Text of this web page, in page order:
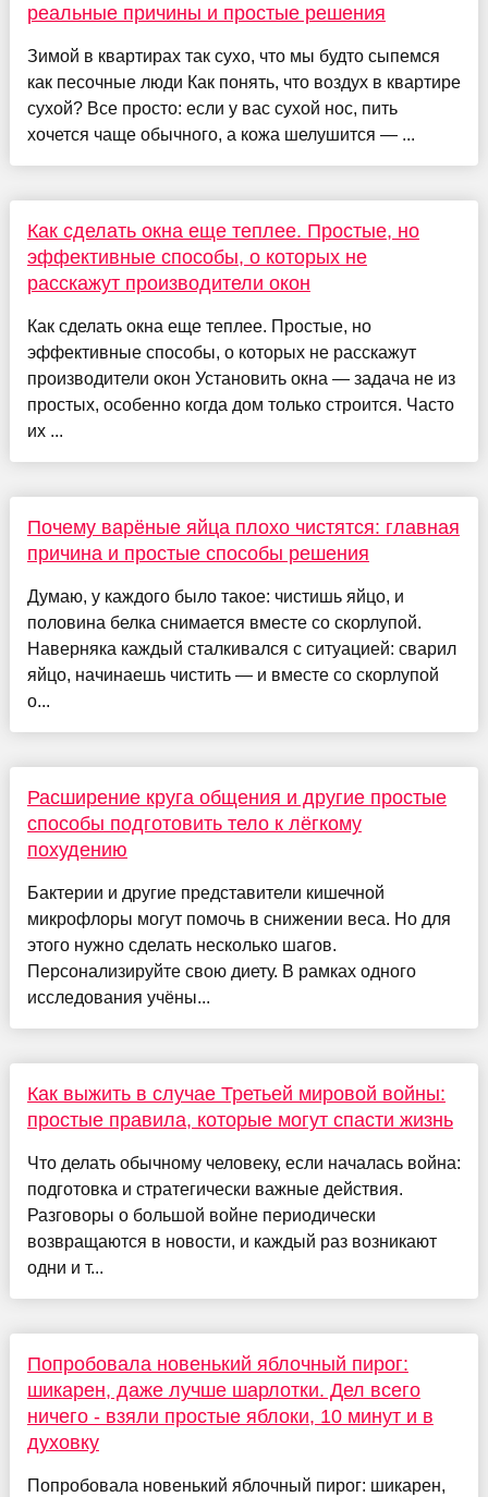
реальные причины и простые решения
Зимой в квартирах так сухо, что мы будто сыпемся
как песочные люди Как понять, что воздух в квартире
сухой? Все просто: если у вас сухой нос, пить
хочется чаще обычного, а кожа шелушится — ...
Как сделать окна еще теплее. Простые, но
эффективные способы, о которых не
расскажут производители окон
Как сделать окна еще теплее. Простые, но
эффективные способы, о которых не расскажут
производители окон Установить окна — задача не из
простых, особенно когда дом только строится. Часто
их ...
Почему варёные яйца плохо чистятся: главная
причина и простые способы решения
Думаю, у каждого было такое: чистишь яйцо, и
половина белка снимается вместе со скорлупой.
Наверняка каждый сталкивался с ситуацией: сварил
яйцо, начинаешь чистить — и вместе со скорлупой
о...
Расширение круга общения и другие простые
способы подготовить тело к лёгкому
похудению
Бактерии и другие представители кишечной
микрофлоры могут помочь в снижении веса. Но для
этого нужно сделать несколько шагов.
Персонализируйте свою диету. В рамках одного
исследования учёны...
Как выжить в случае Третьей мировой войны:
простые правила, которые могут спасти жизнь
Что делать обычному человеку, если началась война:
подготовка и стратегически важные действия.
Разговоры о большой войне периодически
возвращаются в новости, и каждый раз возникают
одни и т...
Попробовала новенький яблочный пирог:
шикарен, даже лучше шарлотки. Дел всего
ничего - взяли простые яблоки, 10 минут и в
духовку
Попробовала новенький яблочный пирог: шикарен,